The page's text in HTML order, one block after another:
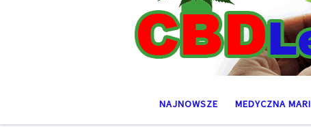
NAJNOWSZE MEDYCZNA